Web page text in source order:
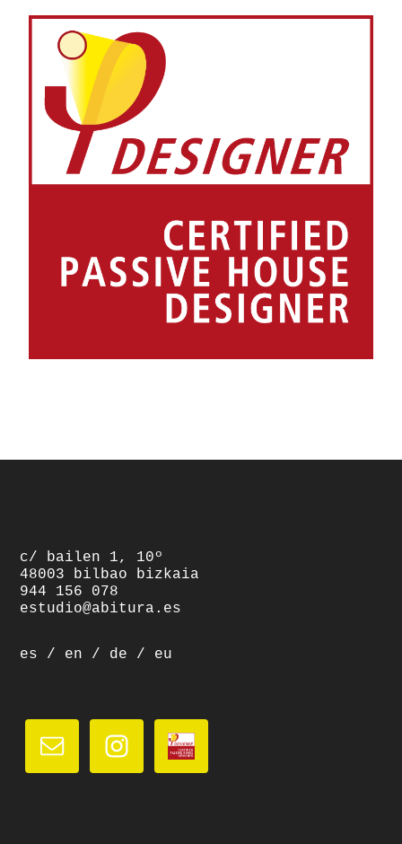
c/ bailen 1, 10º
48003 bilbao bizkaia
944 156 078
estudio@abitura.es
es / en / de / eu